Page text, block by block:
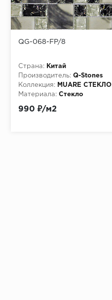
QG-068-FP/8
Страна:
Китай
Производитель: Q-Stones
Коллекция:
MUARE СТЕКЛО
Материала: Стекло
990 ₽/м2